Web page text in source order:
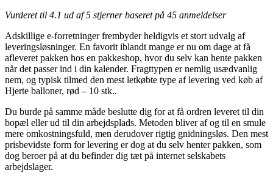
Vurderet til 4.1 ud af 5 stjerner baseret på 45 anmeldelser
Adskillige e-forretninger frembyder heldigvis et stort udvalg af
leveringsløsninger. En favorit iblandt mange er nu om dage at få
afleveret pakken hos en pakkeshop, hvor du selv kan hente pakken
når det passer ind i din kalender. Fragttypen er nemlig usædvanlig
nem, og typisk tilmed den mest letkøbte type af levering ved køb af
Hjerte balloner, rød – 10 stk..
Du burde på samme måde beslutte dig for at få ordren leveret til din
bopæl eller ud til din arbejdsplads. Metoden bliver af og til en smule
mere omkostningsfuld, men derudover rigtig gnidningsløs. Den mest
prisbevidste form for levering er dog at du selv henter pakken, som
dog beroer på at du befinder dig tæt på internet selskabets
arbejdslager.